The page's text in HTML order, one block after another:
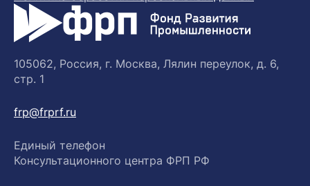
105062, Россия, г. Москва, Лялин переулок, д. 6,
стр. 1
frp@frprf.ru
Единый телефон
Консультационного центра ФРП РФ